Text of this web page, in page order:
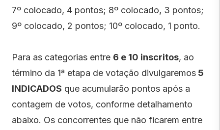
7º colocado, 4 pontos; 8º colocado, 3 pontos;
9º colocado, 2 pontos; 10º colocado, 1 ponto.
Para as categorias entre 6 e 10 inscritos, ao
término da 1ª etapa de votação divulgaremos 5
INDICADOS que acumularão pontos após a
contagem de votos, conforme detalhamento
abaixo. Os concorrentes que não ficarem entre